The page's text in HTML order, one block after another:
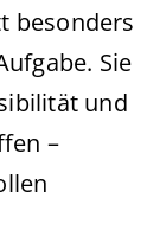
besonders
Sie
und
–